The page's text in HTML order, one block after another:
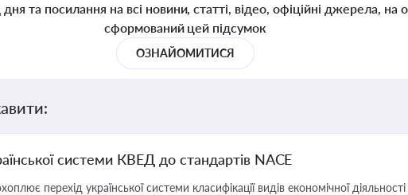
та посилання на всі новини, статті, відео, офіційні джерела, на
сформований цей підсумок
ОЗНАЙОМИТИСЯ
системи КВЕД до стандартів NACE
перехід української системи класифікації видів економічної